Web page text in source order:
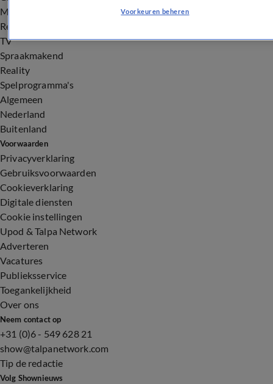
Misdaad
Rechtszaken
TV
Spraakmakend
Reality
Spelprogramma's
Algemeen
Nederland
Buitenland
Voorwaarden
Privacyverklaring
Gebruiksvoorwaarden
Cookieverklaring
Digitale diensten
Cookie instellingen
Upod & Talpa Network
Adverteren
Vacatures
Publieksservice
Toegankelijkheid
Over ons
Neem contact op
+31 (0)6 - 549 628 21
show@talpanetwork.com
Tip de redactie
Volg Shownieuws
Voorkeuren beheren